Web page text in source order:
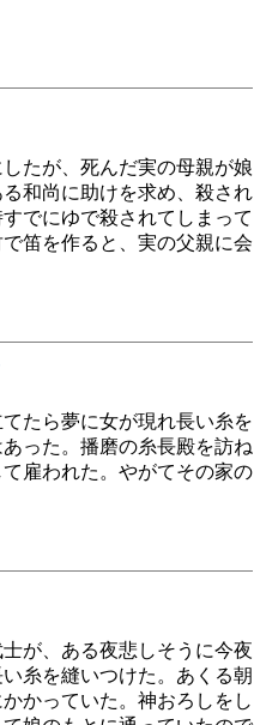
たが、死んだ実の母親が娘
和尚に助けを求め、殺され
でにゆで殺されてしまって
笛を作ると、実の父親に会
たら夢に女が現れ長い糸を
った。播磨の糸長殿を訪ね
雇われた。やがてその家の
が、ある夜悲しそうに今夜
糸を縫いつけた。あくる朝
かっていた。神おろしをし